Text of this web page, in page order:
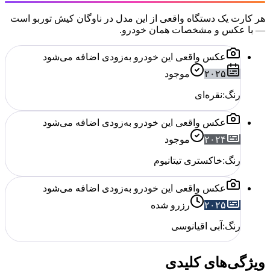
هر کارت یک دستگاه واقعی از این مدل در ناوگان کیش توربو است
— با عکس و مشخصات همان خودرو.
عکس واقعی این خودرو به‌زودی اضافه می‌شود
۲۰۲۵
موجود
رنگ:نقره‌ای
عکس واقعی این خودرو به‌زودی اضافه می‌شود
۲۰۲۴
موجود
رنگ:خاکستری تیتانیوم
عکس واقعی این خودرو به‌زودی اضافه می‌شود
۲۰۲۵
رزرو شده
رنگ: آبی اقیانوسی
ویژگی‌های کلیدی